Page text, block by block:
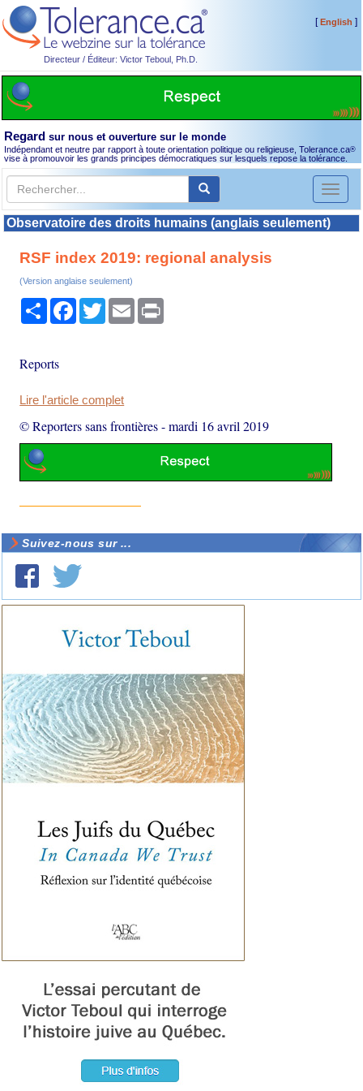
Directeur / Éditeur: Victor Teboul, Ph.D.
[English ]
Regard sur nous et ouverture sur le monde
Indépendant et neutre par rapport à toute orientation politique ou religieuse, Tolerance.ca®
vise à promouvoir les grands principes démocratiques sur lesquels repose la tolérance.
Toggle
Observatoire des droits humains (anglais seulement)
RSF index 2019: regional analysis
(Version anglaise seulement)
PartagerFacebook
TwitterEmail
Reports
Lire l'article complet
© Reporters sans frontières-mardi 16 avril 2019
Suivez-nous sur ...